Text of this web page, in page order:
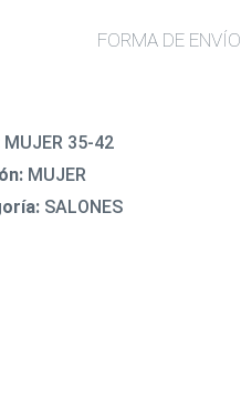
FORMA DE ENVÍO
MUJER 35-42
MUJER
SALONES